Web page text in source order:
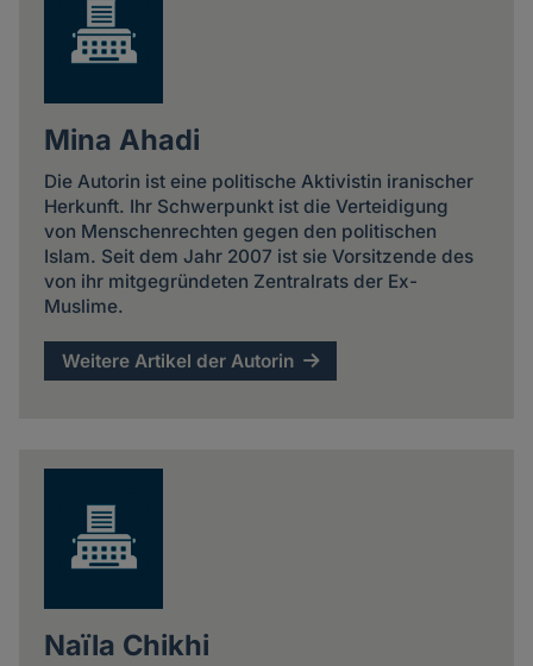
Mina Ahadi
Die Autorin ist eine politische Aktivistin iranischer
Herkunft. Ihr Schwerpunkt ist die Verteidigung
von Menschenrechten gegen den politischen
Islam. Seit dem Jahr 2007 ist sie Vorsitzende des
von ihr mitgegründeten Zentralrats der Ex-
Muslime.
Weitere Artikel der Autorin
Naïla Chikhi